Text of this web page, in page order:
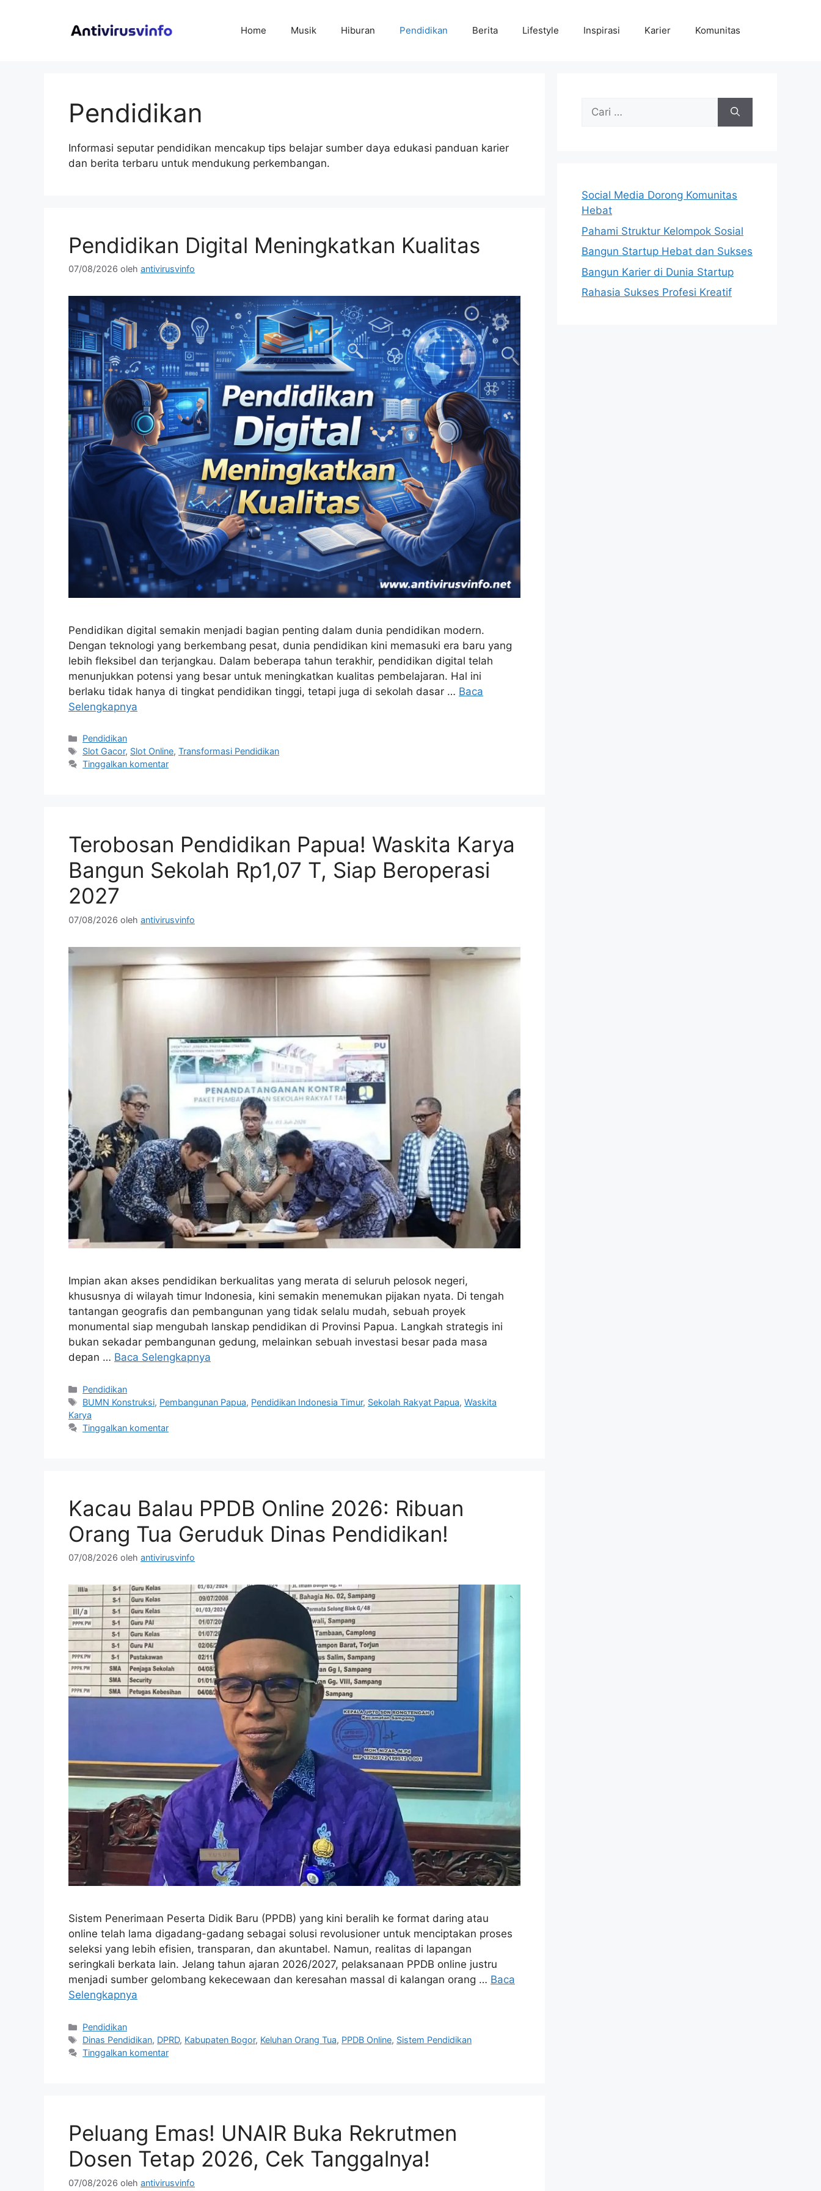
Home Musik Hiburan Pendidikan Berita Lifestyle Inspirasi Karier Komunitas
Pendidikan
Informasi seputar pendidikan mencakup tips belajar sumber daya edukasi panduan karier
dan berita terbaru untuk mendukung perkembangan.
Pendidikan Digital Meningkatkan Kualitas
07/08/2026 oleh antivirusvinfo
Pendidikan digital semakin menjadi bagian penting dalam dunia pendidikan modern.
Dengan teknologi yang berkembang pesat, dunia pendidikan kini memasuki era baru yang
lebih fleksibel dan terjangkau. Dalam beberapa tahun terakhir, pendidikan digital telah
menunjukkan potensi yang besar untuk meningkatkan kualitas pembelajaran. Hal ini
berlaku tidak hanya di tingkat pendidikan tinggi, tetapi juga di sekolah dasar … Baca
Selengkapnya
Kategori
Pendidikan
Tag
Slot Gacor, Slot Online,Transformasi Pendidikan
Tinggalkan komentar
Terobosan Pendidikan Papua! Waskita Karya
Bangun Sekolah Rp1,07 T, Siap Beroperasi
2027
07/08/2026 oleh antivirusvinfo
Impian akan akses pendidikan berkualitas yang merata di seluruh pelosok negeri,
khususnya di wilayah timur Indonesia, kini semakin menemukan pijakan nyata. Di tengah
tantangan geografis dan pembangunan yang tidak selalu mudah, sebuah proyek
monumental siap mengubah lanskap pendidikan di Provinsi Papua. Langkah strategis ini
bukan sekadar pembangunan gedung, melainkan sebuah investasi besar pada masa
depan … Baca Selengkapnya
Kategori
Pendidikan
Tag
BUMN Konstruksi, Pembangunan Papua, Pendidikan Indonesia Timur, Sekolah Rakyat Papua,Waskita
Karya
Tinggalkan komentar
Kacau Balau PPDB Online 2026: Ribuan
Orang Tua Geruduk Dinas Pendidikan!
07/08/2026 oleh antivirusvinfo
Sistem Penerimaan Peserta Didik Baru (PPDB) yang kini beralih ke format daring atau
online telah lama digadang-gadang sebagai solusi revolusioner untuk menciptakan proses
seleksi yang lebih efisien, transparan, dan akuntabel. Namun, realitas di lapangan
seringkali berkata lain. Jelang tahun ajaran 2026/2027, pelaksanaan PPDB online justru
menjadi sumber gelombang kekecewaan dan keresahan massal di kalangan orang … Baca
Selengkapnya
Kategori
Pendidikan
Tag
Dinas Pendidikan, DPRD, Kabupaten Bogor, Keluhan Orang Tua, PPDB Online, Sistem Pendidikan
Tinggalkan komentar
Peluang Emas! UNAIR Buka Rekrutmen
Dosen Tetap 2026, Cek Tanggalnya!
07/08/2026 oleh antivirusvinfo
Cari
Social Media Dorong Komunitas
Hebat
Pahami Struktur Kelompok Sosial
Bangun Startup Hebat dan Sukses
Bangun Karier di Dunia Startup
Rahasia Sukses Profesi Kreatif